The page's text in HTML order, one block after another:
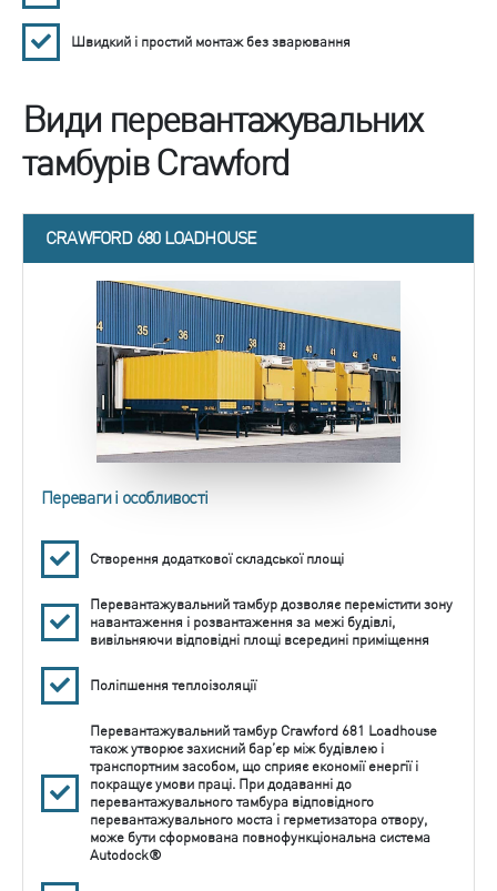
Швидкий і простий монтаж без зварювання
Види перевантажувальних
тамбурів Crawford
CRAWFORD 680 LOADHOUSE
Переваги і особливості
Створення додаткової складської площі
Перевантажувальний тамбур дозволяє перемістити зону
навантаження і розвантаження за межі будівлі,
вивільняючи відповідні площі всередині приміщення
Поліпшення теплоізоляції
Перевантажувальний тамбур Crawford 681 Loadhouse
також утворює захисний бар’єр між будівлею і
транспортним засобом, що сприяє економії енергії і
покращує умови праці. При додаванні до
перевантажувального тамбура відповідного
перевантажувального моста і герметизатора отвору,
може бути сформована повнофункціональна система
Autodock®